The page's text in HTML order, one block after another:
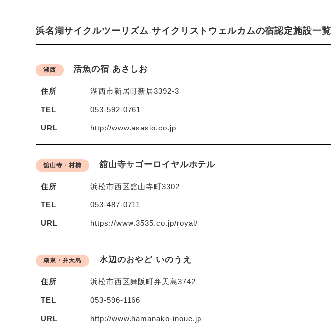
浜名湖サイクルツーリズム サイクリストウェルカムの宿認定施設一覧
湖西 活魚の宿 あさしお
住所 湖西市新居町新居3392-3
TEL 053-592-0761
URL http://www.asasio.co.jp
舘山寺・村櫛 舘山寺サゴーロイヤルホテル
住所 浜松市西区舘山寺町3302
TEL 053-487-0711
URL https://www.3535.co.jp/royal/
湖東・弁天島 水辺のおやど いのうえ
住所 浜松市西区舞阪町弁天島3742
TEL 053-596-1166
URL http://www.hamanako-inoue.jp